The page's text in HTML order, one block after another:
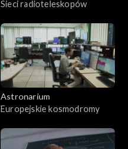
Sieci radioteleskopów
Astronarium
Europejskie kosmodromy